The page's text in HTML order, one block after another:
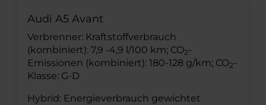
Audi A5 Avant
Verbrenner: Kraftstoffverbrauch
(kombiniert): 7,9 -4,9 l/100 km; CO2-
Emissionen (kombiniert): 180-128 g/km; CO2-
Klasse: G-D
Hybrid: Energieverbrauch gewichtet